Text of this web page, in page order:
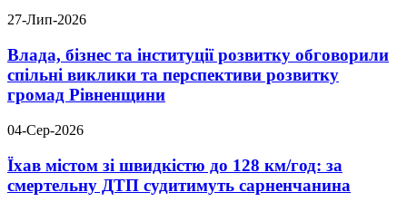
27-Лип-2026
Влада, бізнес та інституції розвитку обговорили
спільні виклики та перспективи розвитку
громад Рівненщини
04-Сер-2026
Їхав містом зі швидкістю до 128 км/год: за
смертельну ДТП судитимуть сарненчанина